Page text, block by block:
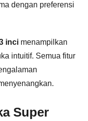
dengan preferensi
inci menampilkan
intuitif. Semua fitur
Super